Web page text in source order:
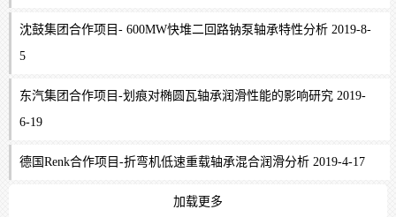
沈鼓集团合作项目- 600MW快堆二回路钠泵轴承特性分析 2019-8-
5
东汽集团合作项目-划痕对椭圆瓦轴承润滑性能的影响研究 2019-
6-19
德国Renk合作项目-折弯机低速重载轴承混合润滑分析 2019-4-17
加载更多